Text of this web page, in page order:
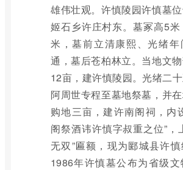
雄伟壮观。许慎陵园许慎墓
姬石乡许庄村东。墓冢高5
米，墓前立清康熙、光绪年
通，墓后苍柏林立。当地文
12亩，建许慎陵园。光绪二
阿周世专程至墓地祭墓，并
购地三亩，建许南阁祠，内
阁祭酒讳许慎字叔重之位”，
无双”匾额，现为郾城县许慎
1986年许慎墓公布为省级